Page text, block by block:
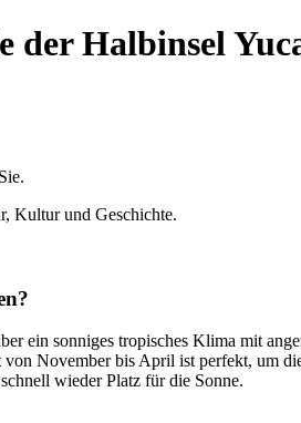
der Halbinsel
Kultur und Geschichte.
ein sonniges tropisches Klima mit
November bis April ist perfekt, um
wieder Platz für die Sonne.